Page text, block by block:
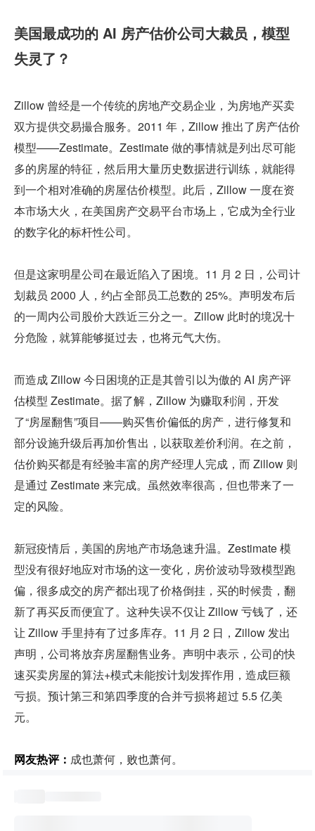
美国最成功的 AI 房产估价公司大裁员，模型
失灵了？
Zillow 曾经是一个传统的房地产交易企业，为房地产买卖
双方提供交易撮合服务。2011 年，Zillow 推出了房产估价
模型——Zestimate。Zestimate 做的事情就是列出尽可能
多的房屋的特征，然后用大量历史数据进行训练，就能得
到一个相对准确的房屋估价模型。此后，Zillow 一度在资
本市场大火，在美国房产交易平台市场上，它成为全行业
的数字化的标杆性公司。
但是这家明星公司在最近陷入了困境。11 月 2 日，公司计
划裁员 2000 人，约占全部员工总数的 25%。声明发布后
的一周内公司股价大跌近三分之一。Zillow 此时的境况十
分危险，就算能够挺过去，也将元气大伤。
而造成 Zillow 今日困境的正是其曾引以为傲的 AI 房产评
估模型 Zestimate。据了解，Zillow 为赚取利润，开发
了“房屋翻售”项目——购买售价偏低的房产，进行修复和
部分设施升级后再加价售出，以获取差价利润。在之前，
估价购买都是有经验丰富的房产经理人完成，而 Zillow 则
是通过 Zestimate 来完成。虽然效率很高，但也带来了一
定的风险。
新冠疫情后，美国的房地产市场急速升温。Zestimate 模
型没有很好地应对市场的这一变化，房价波动导致模型跑
偏，很多成交的房产都出现了价格倒挂，买的时候贵，翻
新了再买反而便宜了。这种失误不仅让 Zillow 亏钱了，还
让 Zillow 手里持有了过多库存。11 月 2 日，Zillow 发出
声明，公司将放弃房屋翻售业务。声明中表示，公司的快
速买卖房屋的算法+模式未能按计划发挥作用，造成巨额
亏损。预计第三和第四季度的合并亏损将超过 5.5 亿美
元。
网友热评： 成也萧何，败也萧何。